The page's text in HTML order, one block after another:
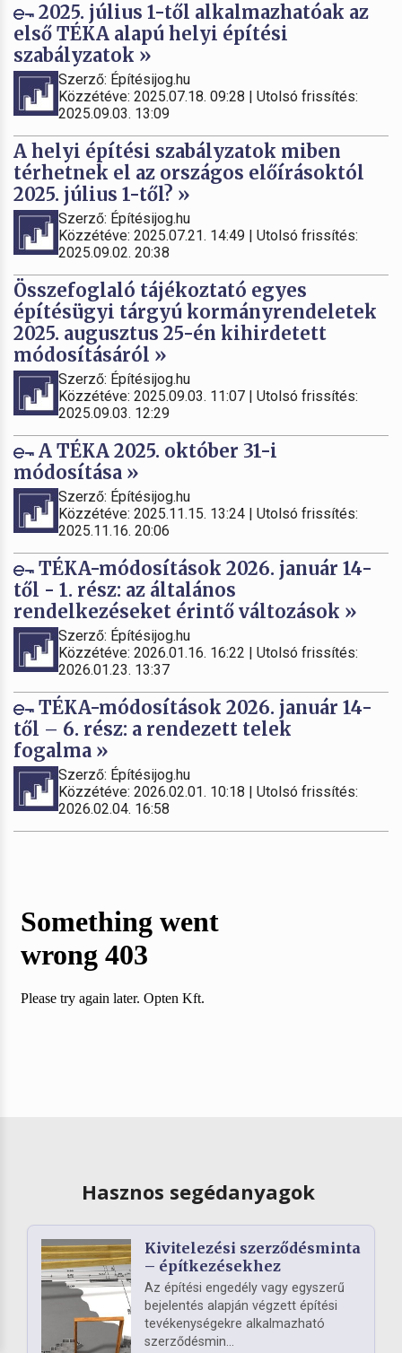
2025. július 1-től alkalmazhatóak az
első TÉKA alapú helyi építési
szabályzatok »
Szerző: Építésijog.hu
Közzétéve: 2025.07.18. 09:28 | Utolsó frissítés:
2025.09.03. 13:09
A helyi építési szabályzatok miben
térhetnek el az országos előírásoktól
2025. július 1-től? »
Szerző: Építésijog.hu
Közzétéve: 2025.07.21. 14:49 | Utolsó frissítés:
2025.09.02. 20:38
Összefoglaló tájékoztató egyes
építésügyi tárgyú kormányrendeletek
2025. augusztus 25-én kihirdetett
módosításáról »
Szerző: Építésijog.hu
Közzétéve: 2025.09.03. 11:07 | Utolsó frissítés:
2025.09.03. 12:29
A TÉKA 2025. október 31-i
módosítása »
Szerző: Építésijog.hu
Közzétéve: 2025.11.15. 13:24 | Utolsó frissítés:
2025.11.16. 20:06
TÉKA-módosítások 2026. január 14-
től - 1. rész: az általános
rendelkezéseket érintő változások »
Szerző: Építésijog.hu
Közzétéve: 2026.01.16. 16:22 | Utolsó frissítés:
2026.01.23. 13:37
TÉKA-módosítások 2026. január 14-
től – 6. rész: a rendezett telek
fogalma »
Szerző: Építésijog.hu
Közzétéve: 2026.02.01. 10:18 | Utolsó frissítés:
2026.02.04. 16:58
Hasznos segédanyagok
Kivitelezési szerződésminta
– építkezésekhez
Az építési engedély vagy egyszerű
bejelentés alapján végzett építési
tevékenységekre alkalmazható
szerződésmin...